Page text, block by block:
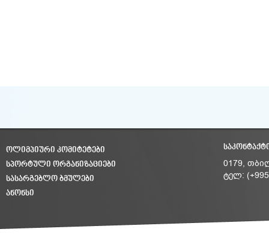
ᲝᲚᲘᲛᲞᲘᲣᲠᲘ ᲙᲝᲛᲘᲢᲔᲢᲔᲑᲘ
ᲡᲞᲝᲠᲢᲣᲚᲘ ᲝᲠᲒᲐᲜᲘᲖᲐᲪᲘᲔᲑᲘ
ᲡᲐᲡᲐᲠᲒᲔᲑᲚᲝ ᲑᲛᲣᲚᲔᲑᲘ
ᲐᲜᲝᲜᲡᲘ
0179,
ტელ: (+995